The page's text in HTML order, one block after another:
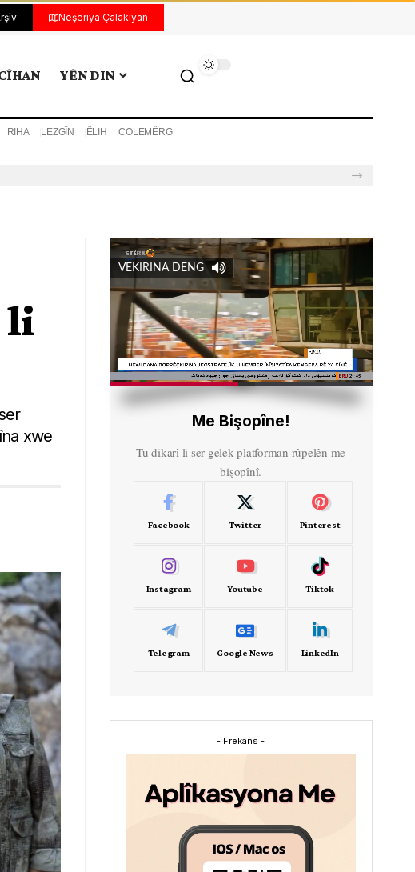
Neşeriya Çalakiyan
YÊN DIN
RIHA LEZGÎN ÊLIH COLEMÊRG
li
xwe
VEKIRINA DENG
Me Bişopîne!
Tu dikarî li ser gelek platforman rûpelên me
bişopînî.
Facebook Twitter Pinterest
Instagram Youtube Tiktok
Telegram Google News LinkedIn
- Frekans -